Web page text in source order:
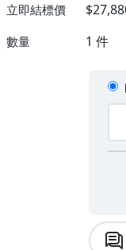
立即結標價
數量 1 件